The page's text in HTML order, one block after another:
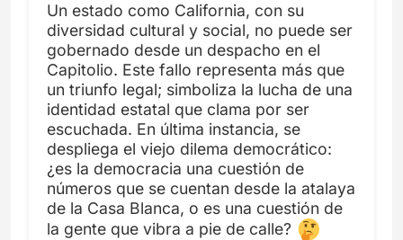
Un estado como California, con su
diversidad cultural y social, no puede ser
gobernado desde un despacho en el
Capitolio. Este fallo representa más que
un triunfo legal; simboliza la lucha de una
identidad estatal que clama por ser
escuchada. En última instancia, se
despliega el viejo dilema democrático:
¿es la democracia una cuestión de
números que se cuentan desde la atalaya
de la Casa Blanca, o es una cuestión de
la gente que vibra a pie de calle?